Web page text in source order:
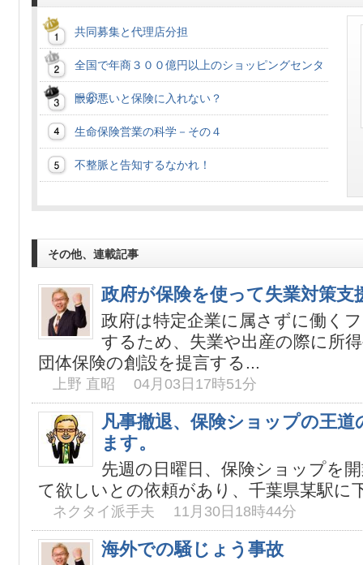
共同募集と代理店分担
全国で年商３００億円以上のショッピングセンタ
ー②
眼が悪いと保険に入れない？
生命保険営業の科学－その４
不整脈と告知するなかれ！
その他、連載記事
政府が保険を使って失業対策支
政府は特定企業に属さずに働く
するため、失業や出産の際に所
団体保険の創設を提言する...
上野 直昭 04月03日17時51分
凡事撤退、保険ショップの王
ます。
先週の日曜日、保険ショップを
て欲しいとの依頼があり、千葉県某駅
ネクタイ派手夫 11月30日18時44分
海外での騒じょう事故